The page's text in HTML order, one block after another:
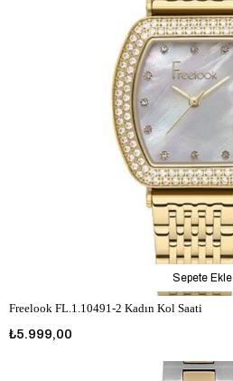
Freelook FL.1.10491-2 Kadın Kol Saati
₺5.999,00
Sepete Ekle